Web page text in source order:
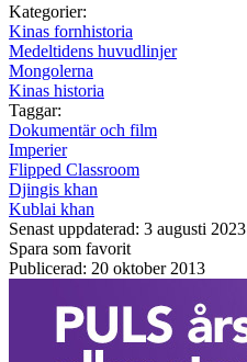
Kategorier:
Kinas fornhistoria
Medeltidens huvudlinjer
Mongolerna
Kinas historia
Taggar:
Dokumentär och film
Imperier
Flipped Classroom
Djingis khan
Kublai khan
Senast uppdaterad: 3 augusti 2023
Spara som favorit
Publicerad: 20 oktober 2013